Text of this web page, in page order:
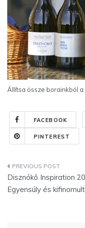
Állítsa össze borainkból
FACEBOOK
PINTEREST
Bejegyzés
navigáció
Disznókő Inspiration
Egyensúly és